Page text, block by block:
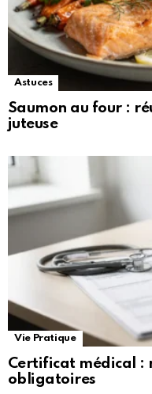
Astuces
Saumon au four :
juteuse
Vie Pratique
Certificat médical :
obligatoires